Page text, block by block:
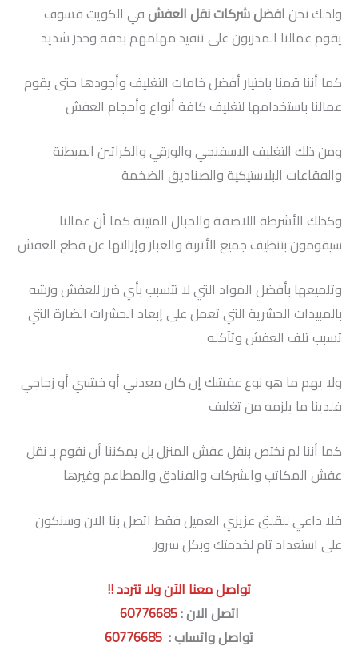
ولذلك نحنافضل شركات نقل العفشفي الكويت فسوف
يقوم عمالنا المدربون على تنفيذ مهامهم بدقة وحذر شديد
كما أننا قمنا باختيار أفضل خامات التغليف وأجودها حتى يقوم
عمالنا باستخدامها لتغليف كافة أنواع وأحجام العفش
ومن ذلك التغليف الاسفنجي والورقي والكراتين المبطنة
والفقاعات البلاستيكية والصناديق الضخمة
وكذلك الأشرطة اللاصقة والحبال المتينة كما أن عمالنا
سيقومون بتنظيف جميع الأتربة والغبار وإزالتها عن قطع العفش
وتلميعها بأفضل المواد التي لا تتسبب بأي ضرر للعفش ورشه
بالمبيدات الحشرية التي تعمل على إبعاد الحشرات الضارة التي
تسبب تلف العفش وتآكله
ولا يهم ما هو نوع عفشك إن كان معدني أو خشبي أو زجاجي
فلدينا ما يلزمه من تغليف
كما أننا لم نختص بنقل عفش المنزل بل يمكننا أن نقوم بـ نقل
عفش المكاتب والشركات والفنادق والمطاعم وغيرها
فلا داعي للقلق عزيزي العميل فقط اتصل بنا الآن وسنكون
على استعداد تام لخدمتك وبكل سرور.
تواصل معنا الآن ولا تتردد !!
اتصل الان :60776685
تواصل واتساب :